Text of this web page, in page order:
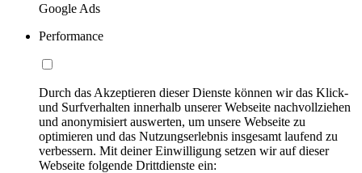
Google Ads
Performance
Durch das Akzeptieren dieser Dienste können wir das Klick-
und Surfverhalten innerhalb unserer Webseite nachvollziehen
und anonymisiert auswerten, um unsere Webseite zu
optimieren und das Nutzungserlebnis insgesamt laufend zu
verbessern. Mit deiner Einwilligung setzen wir auf dieser
Webseite folgende Drittdienste ein: